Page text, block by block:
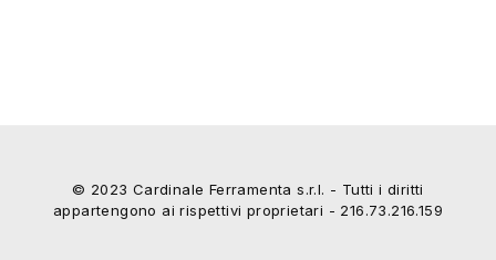
© 2023 Cardinale Ferramenta s.r.l. - Tutti i diritti
appartengono ai rispettivi proprietari - 216.73.216.159